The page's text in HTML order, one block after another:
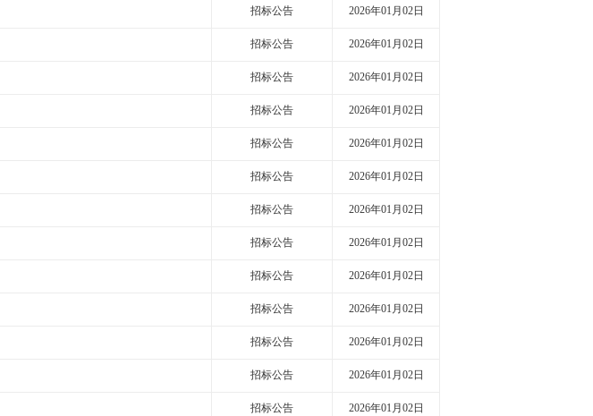
招标公告 2026年01月02日
招标公告 2026年01月02日
招标公告 2026年01月02日
招标公告 2026年01月02日
招标公告 2026年01月02日
招标公告 2026年01月02日
招标公告 2026年01月02日
招标公告 2026年01月02日
招标公告 2026年01月02日
招标公告 2026年01月02日
招标公告 2026年01月02日
招标公告 2026年01月02日
招标公告 2026年01月02日